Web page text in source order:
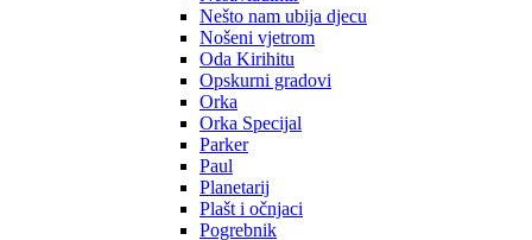
Nešto nam ubija djecu
Nošeni vjetrom
Oda Kirihitu
Opskurni gradovi
Orka
Orka Specijal
Parker
Paul
Planetarij
Plašt i očnjaci
Pogrebnik